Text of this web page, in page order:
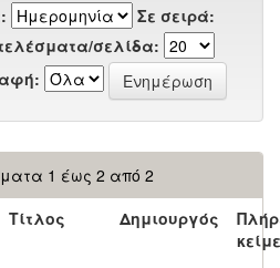
Σε σειρά:
σελίδα:
1 έως 2 από 2
Τίτλος Δημιουργός